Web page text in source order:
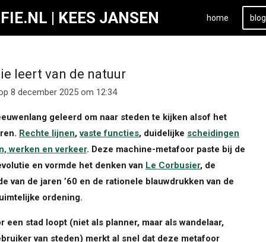
| KEES JANSEN home blog
leert van de natuur
8 december 2025 om 12:34
geleerd om naar steden te kijken alsof het
Rechte lijnen,vaste functies, duidelijke scheidingen
werken en verkeer. Deze machine-metafoor paste bij de
en vormde het denken van Le Corbusier, de
van de jaren ’60 en de rationele blauwdrukken van de
ordening.
een stad loopt (niet als planner, maar als wandelaar,
van steden) merkt al snel dat deze metafoor